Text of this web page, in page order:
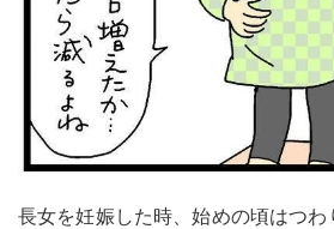
長女を妊娠した時、始めの頃はつわ